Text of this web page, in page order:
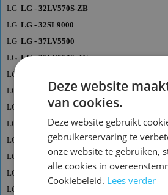
LG LG - 32LV570S-ZB
LG LG - 32SL9000
LG LG - 37LV5500
LG LG - 37LV5500-ZC
LG
LG
LG - 37LV570S-ZB
LG
LG - 42LV5500
LG
LG - 42LV5500-ZC
LG
LG - 42LV570S
LG
LG - 42LV570S-ZB
LG
LG
Deze website
van cookies.
Deze website gebruikt
gebruikerservaring te
onze website te gebruiken,
alle cookies in
Cookiebeleid. Lees verder